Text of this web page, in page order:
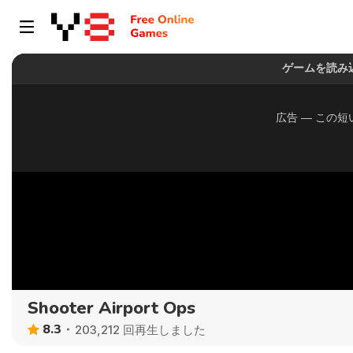
Shooter Airport Ops
8.3 203,212 回再生しました